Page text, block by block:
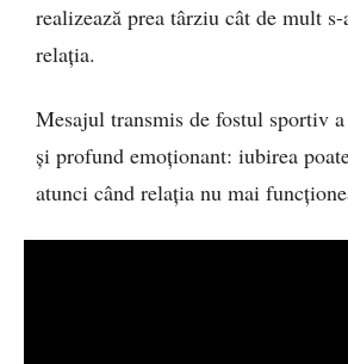
realizează prea târziu cât de mult
relația.
Mesajul transmis de fostul sportiv
și profund emoționant: iubirea
atunci când relația nu mai